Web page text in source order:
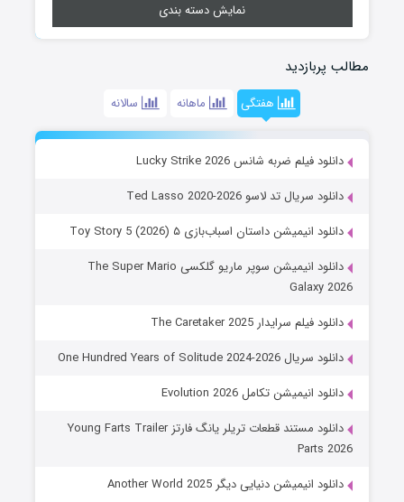
نمایش دسته بندی
مطالب پربازدید
هفتگی ماهانه سالانه
دانلود فیلم ضربه شانس Lucky Strike 2026
دانلود سریال تد لاسو Ted Lasso 2020-2026
دانلود انیمیشن داستان اسباب‌بازی ۵ Toy Story 5 (2026)
دانلود انیمیشن سوپر ماریو گلکسی The Super Mario
Galaxy 2026
دانلود فیلم سرایدار The Caretaker 2025
دانلود سریال One Hundred Years of Solitude 2024-2026
دانلود انیمیشن تکامل Evolution 2026
دانلود مستند قطعات تریلر یانگ فارتز Young Farts Trailer
Parts 2026
دانلود انیمیشن دنیایی دیگر Another World 2025